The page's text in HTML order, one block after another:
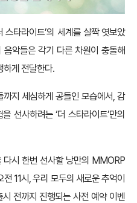
타라이트’의 세계를 살짝 엿보았
악들은 각기 다른 차원이 충돌해
하게 전달한다.
지 세심하게 공들인 모습에서, 감
선사하려는 ‘더 스타라이트’만의
다시 한번 선사할 낭만의 MMORP
11시, 우리 모두의 새로운 추억이
전까지 진행되는 사전 예약 이벤